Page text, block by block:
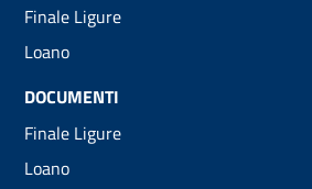
Finale Ligure
Loano
DOCUMENTI
Finale Ligure
Loano